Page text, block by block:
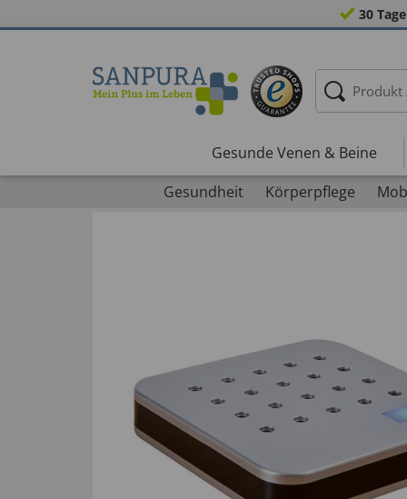
30
Gesunde Venen & Beine
Gesundheit
Körperpflege